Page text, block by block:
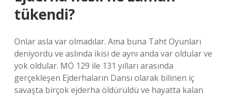
tükendi?
Onlar asla var olmadılar. Ama buna Taht Oyunları
deniyordu ve aslında ikisi de aynı anda var oldular ve
yok oldular. MÖ 129 ile 131 yılları arasında
gerçekleşen Ejderhaların Dansı olarak bilinen iç
savaşta birçok ejderha öldürüldü ve hayatta kalan